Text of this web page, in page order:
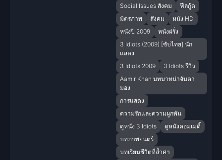
Social Issues สังคม
ฟีลกู้ด
มิตรภาพ
สังคม
หนัง HD
หนังปี 2009
หนังฝรั่ง
3 Idiots (2009) [ซับไทย] นัก
แสดง
3 Idiots 2009
3 Idiots รีวิว
Aamir Khan บทบาทน่าจับตา
มอง
การแสดง
ความรักและความผูกพัน
ดูหนัง 3 Idiots
ดูหนังคอมเมดี้
บทภาพยนตร์
บทเรียนชีวิตที่ล้ำค่า